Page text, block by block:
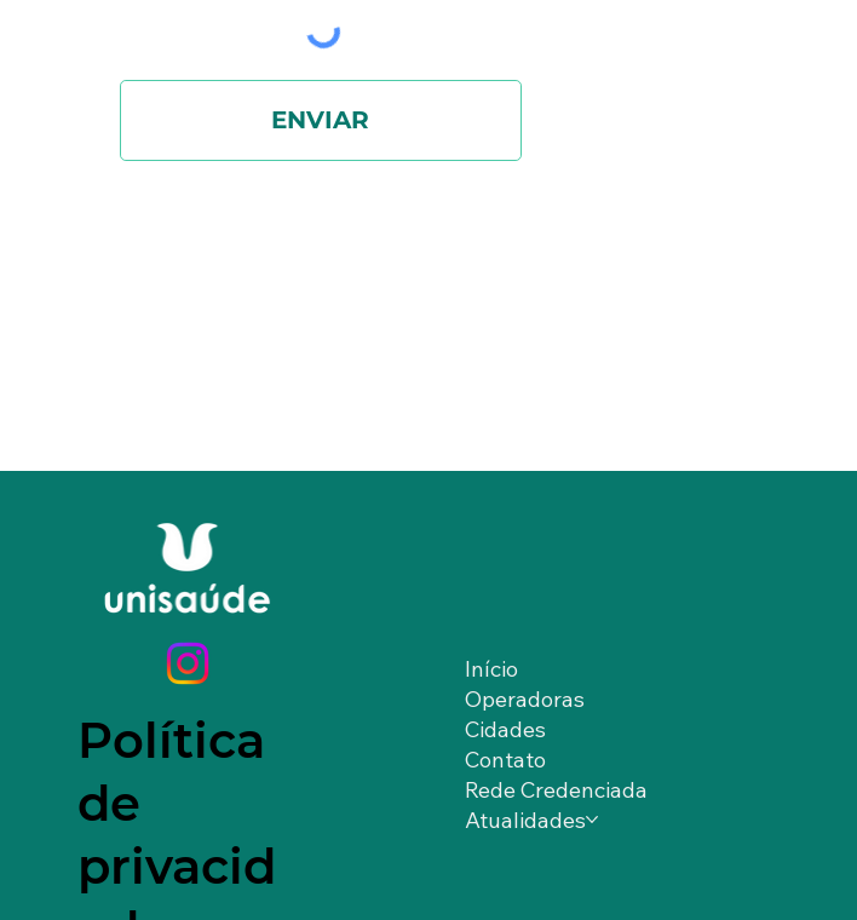
ENVIAR
Política
de
privacid
Início
Operadoras
Cidades
Contato
Rede Credenciada
Atualidades